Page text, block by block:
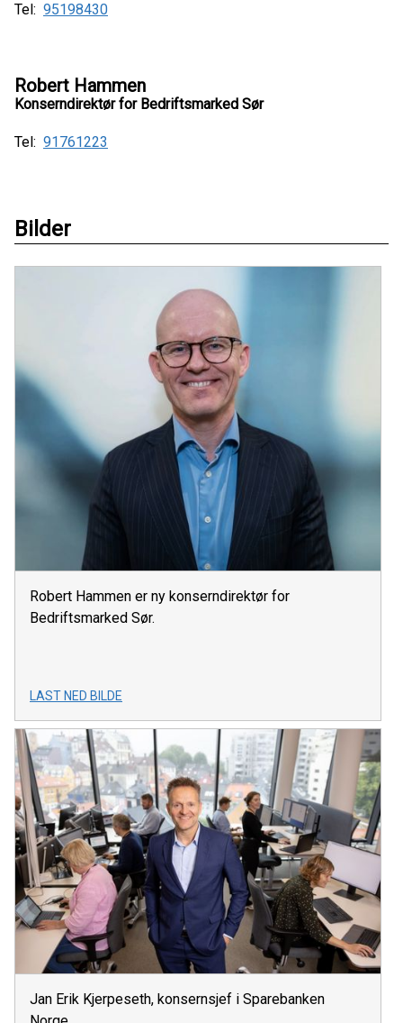
Tel: 95198430
Robert Hammen
Konserndirektør for Bedriftsmarked Sør
Tel: 91761223
Bilder
Robert Hammen er ny konserndirektør for
Bedriftsmarked Sør.
LAST NED BILDE
Jan Erik Kjerpeseth, konsernsjef i Sparebanken